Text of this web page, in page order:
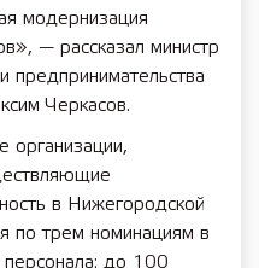
модернизация
— рассказал министр
предпринимательства
Черкасов.
организации,
в Нижегородской
по трем номинациям в
персонала: до 100